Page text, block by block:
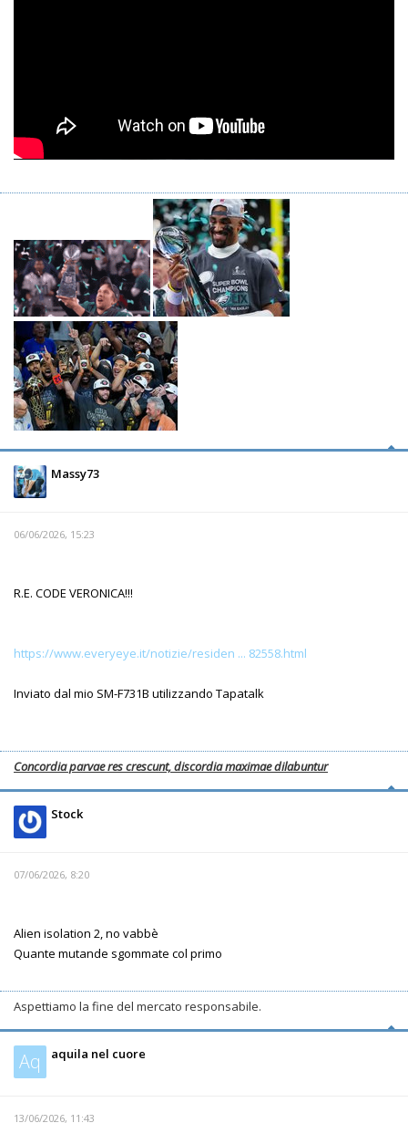
Massy73
06/06/2026, 15:23
R.E. CODE VERONICA!!!
https://www.everyeye.it/notizie/residen ... 82558.html
Inviato dal mio SM-F731B utilizzando Tapatalk
Concordia parvae res crescunt, discordia maximae dilabuntur
Stock
07/06/2026, 8:20
Alien isolation 2, no vabbè
Quante mutande sgommate col primo
Aspettiamo la fine del mercato responsabile.
Aq aquila nel cuore
13/06/2026, 11:43